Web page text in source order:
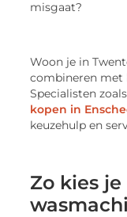
misgaat?
Woon je in
combineren met
Specialisten
kopen in
keuzehulp en
Zo kies